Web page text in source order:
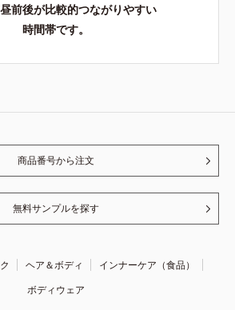
前後が比較的つながりやすい
時間帯です。
商品番号から注文
無料サンプルを探す
ヘア＆ボディ
インナーケア（食品）
ボディウェア